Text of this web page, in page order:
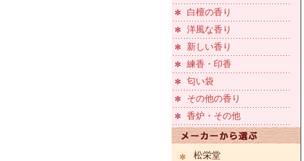
白檀の香り
洋風な香り
新しい香り
練香・印香
匂い袋
その他の香り
香炉・その他
松栄堂